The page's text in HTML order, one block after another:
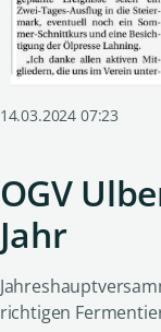
14.03.2024 07:23
OGV
Jahr
richtigen